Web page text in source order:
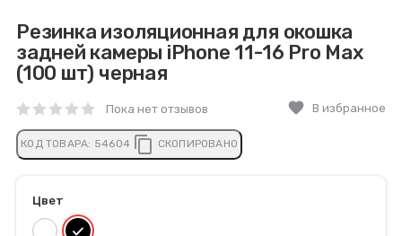
Резинка изоляционная для окошка
задней камеры iPhone 11-16 Pro Max
(100 шт) черная
Пока нет отзывов favorite В избранное
КОД ТОВАРА: 54604 content_copy СКОПИРОВАНО
Цвет